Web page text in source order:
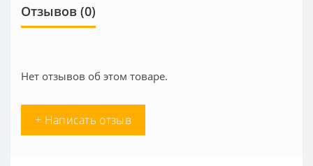
Отзывов (0)
Нет отзывов об этом товаре.
+ Написать отзыв